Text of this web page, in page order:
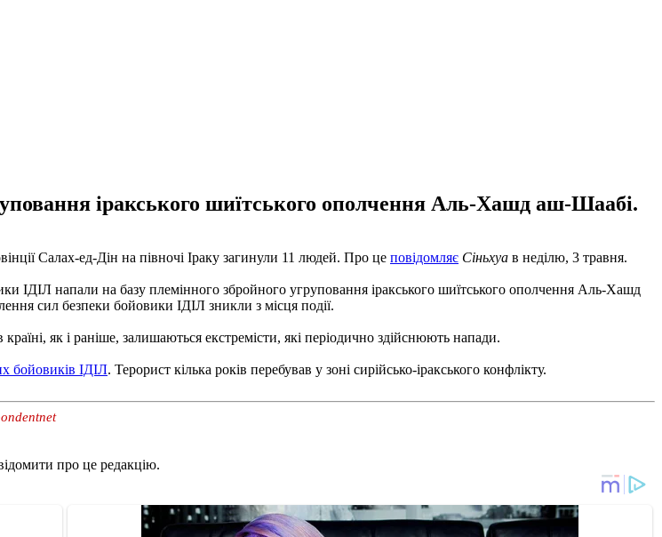
іракського шиїтського ополчення Аль-Хашд аш-Шаабі.
Салах-ед-Дін на півночі Іраку загинули 11 людей. Про це повідомляє Сіньхуа в неділю, 3 травня.
ІДІЛ напали на базу племінного збройного угруповання іракського шиїтського ополчення Аль-Хашд
сил безпеки бойовики ІДІЛ зникли з місця події.
країні, як і раніше, залишаються екстремісти, які періодично здійснюють напади.
бойовиків ІДІЛ. Терорист кілька років перебував у зоні сирійсько-іракського конфлікту.
про це редакцію.